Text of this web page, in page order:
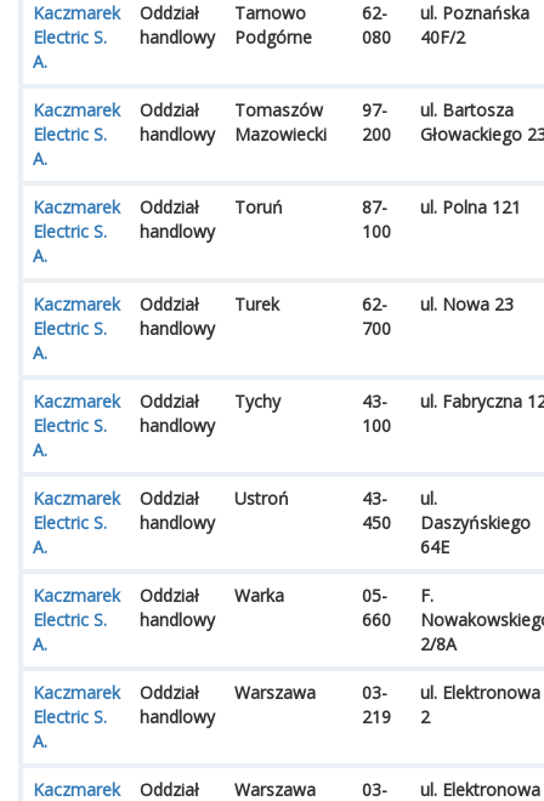
Kaczmarek
Electric S.
A.
Oddział
handlowy
Tarnowo
Podgórne
62-
080
ul. Poznańska
40F/2
Kaczmarek
Electric S.
A.
Oddział
handlowy
Tomaszów
Mazowiecki
97-
200
ul. Bartosza
Głowackiego
Kaczmarek
Electric S.
A.
Oddział
handlowy
Toruń
87-
100
ul. Polna 121
Kaczmarek
Electric S.
A.
Oddział
handlowy
Turek
62-
700
ul. Nowa 23
Kaczmarek
Electric S.
A.
Oddział
handlowy
Tychy
43-
100
ul. Fabryczna
Kaczmarek
Electric S.
A.
Oddział
handlowy
Ustroń
43-
450
ul.
Daszyńskiego
64E
Kaczmarek
Electric S.
A.
Oddział
handlowy
Warka
05-
660
F.
2/8A
Kaczmarek
Electric S.
A.
Oddział
handlowy
Warszawa
03-
219
ul. Elektronowa
2
Kaczmarek Oddział Warszawa 03- ul. Elektronowa